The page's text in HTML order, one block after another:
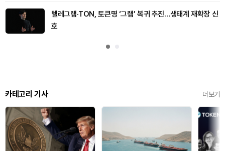
텔레그램·TON, 토큰명 ‘그램’ 복귀 추진…생태계 재확장 신
호
카테고리 기사 더보기